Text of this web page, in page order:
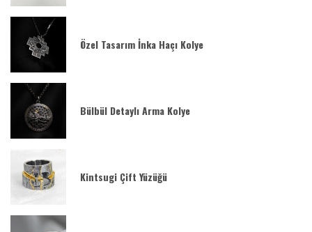
Özel Tasarım İnka Haçı Kolye
Bülbül Detaylı Arma Kolye
Kintsugi Çift Yüzüğü